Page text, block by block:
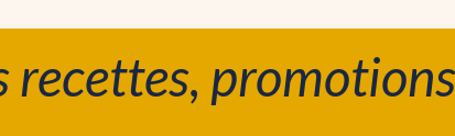
recettes,